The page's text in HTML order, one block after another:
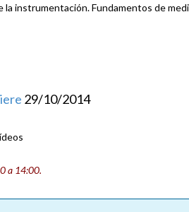
instrumentación. Fundamentos de
29/10/2014
a 14:00.